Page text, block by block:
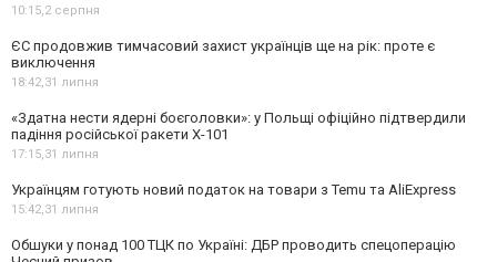
10:15,2 серпня
ЄС продовжив тимчасовий захист українців ще на рік: проте є
виключення
18:42,31 липня
«Здатна нести ядерні боєголовки»: у Польщі офіційно підтвердили
падіння російської ракети Х-101
17:15,31 липня
Українцям готують новий податок на товари з Temu та AliExpress
15:42,31 липня
Обшуки у понад 100 ТЦК по Україні: ДБР проводить спецоперацію